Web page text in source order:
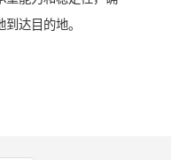
达目的地。